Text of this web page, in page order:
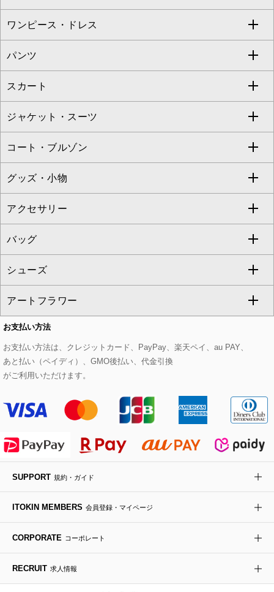
eur3
Maison de CINQ
MK MICHEL KLEIN BAG
HIROKO KOSHINO
すべてのトップス
カットソー・Tシャツ
ブラウス・シャツ
ニット・セーター
カーディガン
アンサンブルセット
ベスト・ジレ
パーカー
タンクトップ・キャミソール
スウェット・ジャージー
その他のトップス
ワンピース・ドレス
すべてのワンピース・ドレス
ワンピース
ドレス
チュニック
ジャンパースカート
その他のワンピース・ドレス
パンツ
すべてのパンツ
フルレングスパンツ
クロップド・半端丈パンツ
ガウチョ・ワイドパンツ
ハーフ・ショート丈パンツ
サロペット・オールインワン
その他のパンツ
スカート
すべてのスカート
ロング・マキシ丈スカート
ひざ丈スカート
ミモレ丈スカート
ショート・ミニ丈スカート
その他のスカート
ジャケット・スーツ
すべてのジャケット・スーツ
テーラードジャケット
ノーカラージャケット
セットアップ
セットアップジャケット
セットアップパンツ
セットアップスカート
セットアップワンピース
コート・ブルゾン
すべてのコート・ブルゾン
トレンチコート
ピーコート
ダッフルコート
チェスターコート
モッズコート
ステンカラーコート
ライダースジャケット
デニムジャケット
ダウンジャケット・コート
グッズ・小物
すべてのグッズ・小物
マスク
ストール・マフラー・スヌード
ベルト・サスペンダー
帽子
ヘアアクセサリー
ハンカチ・バンダナ
手袋
チャーム・ストラップ
アクセサリー
すべてのアクセサリー
ネックレス
ピアス・イヤリング
ブレスレット・バングル
ブローチ・コサージュ
バッグ
すべてのバッグ
トートバッグ
ショルダーバッグ
ボストンバッグ
バックパック・リュック
ボディバッグ・メッセンジャーバッグ
トラベルバッグ
シューズ
すべてのシューズ
パンプス
スニーカー
フラットシューズ
ローファー
ドレスシューズ
アートフラワー
すべてのアートフラワー
ローズ
カサブランカ・カラー
ラナンキュラス
ポプリアレンジ＆フレグランス
お支払い方法
お支払い方法は、クレジットカード、PayPay、楽天ペイ、au PAY、
あと払い（ペイディ）、GMO後払い、代金引換
がご利用いただけます。
SUPPORT 規約・ガイド
ITOKIN MEMBERS 会員登録・マイページ
CORPORATE コーポレート
RECRUIT 求人情報